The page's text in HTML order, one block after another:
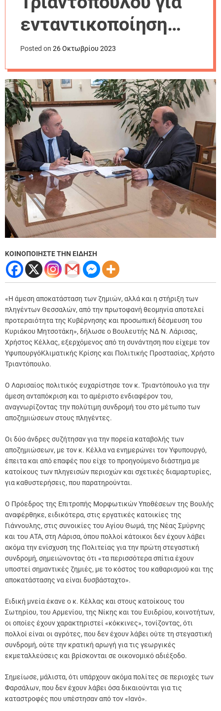
o
d
ενταντικοποίηση
των ρυθμών
καταβολής των
αποζημιώσεων
Posted on 26 Οκτωβρίου 2023
ΚΟΙΝΟΠΟΙΗΣΤΕ ΤΗΝ ΕΙΔΗΣΗ
«Η άμεση αποκατάσταση των ζημιών, αλλά και η στήριξη των
πληγέντων Θεσσαλών, από την πρωτοφανή θεομηνία αποτελεί
προτεραιότητα της Κυβέρνησης και προσωπική δέσμευση του
Κυριάκου Μητσοτάκη», δήλωσε ο Βουλευτής ΝΔ Ν. Λάρισας,
Χρήστος Κέλλας, εξερχόμενος από τη συνάντηση που είχεμε τον
ΥφυπουργόΚλιματικής Κρίσης και Πολιτικής Προστασίας, Χρήστο
Τριαντόπουλο.
Ο Λαρισαίος πολιτικός ευχαρίστησε τον κ. Τριαντόπουλο για την
άμεση ανταπόκριση και το αμέριστο ενδιαφέρον του,
αναγνωρίζοντας την πολύτιμη συνδρομή του στο μέτωπο των
αποζημιώσεων στους πληγέντες.
Οι δύο άνδρες συζήτησαν για την πορεία καταβολής των
αποζημιώσεων, με τον κ. Κέλλα να ενημερώνει τον Υφυπουργό,
έπειτα και από επαφές που είχε το προηγούμενο διάστημα με
κατοίκους των πληγεισών περιοχών και σχετικές διαμαρτυρίες,
για καθυστερήσεις, που παρατηρούνται.
Ο Πρόεδρος της Επιτροπής Μορφωτικών Υποθέσεων της Βουλής
αναφέρθηκε, ειδικότερα, στις εργατικές κατοικίες της
Γιάννουλης, στις συνοικίες του Αγίου Θωμά, της Νέας Σμύρνης
και του ΑΤΑ, στη Λάρισα, όπου πολλοί κάτοικοι δεν έχουν λάβει
ακόμα την ενίσχυση της Πολιτείας για την πρώτη στεγαστική
συνδρομή, σημειώνοντας ότι «τα περισσότερα σπίτια έχουν
υποστεί σημαντικές ζημιές, με το κόστος του καθαρισμού και της
αποκατάστασης να είναι δυσβάσταχτο».
Ειδική μνεία έκανε ο κ. Κέλλας και στους κατοίκους του
Σωτηρίου, του Αρμενίου, της Νίκης και του Ευιδρίου, κοινοτήτων,
οι οποίες έχουν χαρακτηριστεί «κόκκινες», τονίζοντας, ότι
πολλοί είναι οι αγρότες, που δεν έχουν λάβει ούτε τη στεγαστική
συνδρομή, ούτε την κρατική αρωγή για τις γεωργικές
εκμεταλλεύσεις και βρίσκονται σε οικονομικό αδιέξοδο.
Σημείωσε, μάλιστα, ότι υπάρχουν ακόμα πολίτες σε περιοχές των
Φαρσάλων, που δεν έχουν λάβει όσα δικαιούνται για τις
καταστροφές που υπέστησαν από τον «Ιανό».